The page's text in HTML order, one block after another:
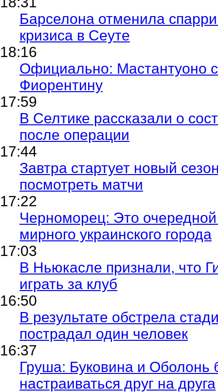
Барселона отменила
кризиса в Сеуте
18:16
Официально: Мастантуоно
Фиорентину
17:59
В Селтике рассказали о
после операции
17:44
Завтра стартует новый
посмотреть матчи
17:22
Черноморец: Это очередной
мирного украинского города
17:03
В Ньюкасле признали, что
играть за клуб
16:50
В результате обстрела
пострадал один человек
16:37
Груша: Буковина и Оболонь
настраиваться друг на друга